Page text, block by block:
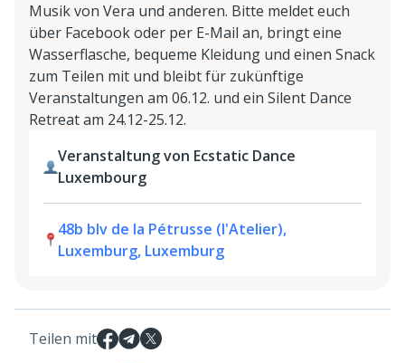
Musik von Vera und anderen. Bitte meldet euch
über Facebook oder per E-Mail an, bringt eine
Wasserflasche, bequeme Kleidung und einen Snack
zum Teilen mit und bleibt für zukünftige
Veranstaltungen am 06.12. und ein Silent Dance
Retreat am 24.12-25.12.
Veranstaltung von Ecstatic Dance
Luxembourg
48b blv de la Pétrusse (l'Atelier),
Luxemburg, Luxemburg
Teilen mit